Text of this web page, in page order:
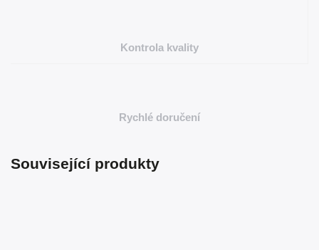
Kontrola kvality
Rychlé doručení
Související produkty